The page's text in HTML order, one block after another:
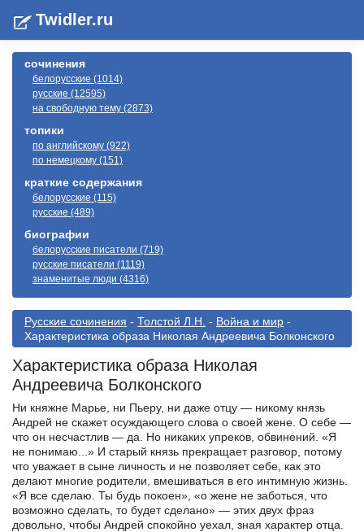
Twidler.ru
сочинения
белорусские (1014)
русские (12595)
на свободную тему (2873)
топики
по английскому (922)
по немецкому (151)
краткие содержания
белорусские (115)
русские (489)
биографии
белорусские писатели (719)
русские писатели (1119)
знаменитые люди (4316)
Русские сочинения - Толстой Л.Н. - Война и мир -
Характеристика образа Николая Андреевича Болконского
Характеристика образа Николая
Андреевича Болконского
Ни княжне Марье, ни Пьеру, ни даже отцу — никому князь
Андрей не скажет осуждающего слова о своей жене. О себе —
что он несчастлив — да. Но никаких упреков, обвинений. «Я
не понимаю...» И старый князь прекращает разговор, потому
что уважает в сыне личность и не позволяет себе, как это
делают многие родители, вмешиваться в его интимную жизнь.
«Я все сделаю. Ты будь покоен», «о жене не заботься, что
возможно сделать, то будет сделано» — этих двух фраз
довольно, чтобы Андрей спокойно уехал, зная характер отца.